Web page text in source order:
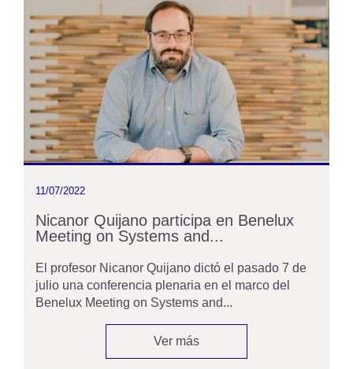
11/07/2022
Nicanor Quijano participa en Benelux
Meeting on Systems and...
El profesor Nicanor Quijano dictó el pasado 7 de
julio una conferencia plenaria en el marco del
Benelux Meeting on Systems and...
Ver más